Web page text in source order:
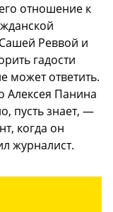
отношение к
Реввой и
гадости
может ответить.
Алексея Панина
пусть знает, —
когда он
журналист.